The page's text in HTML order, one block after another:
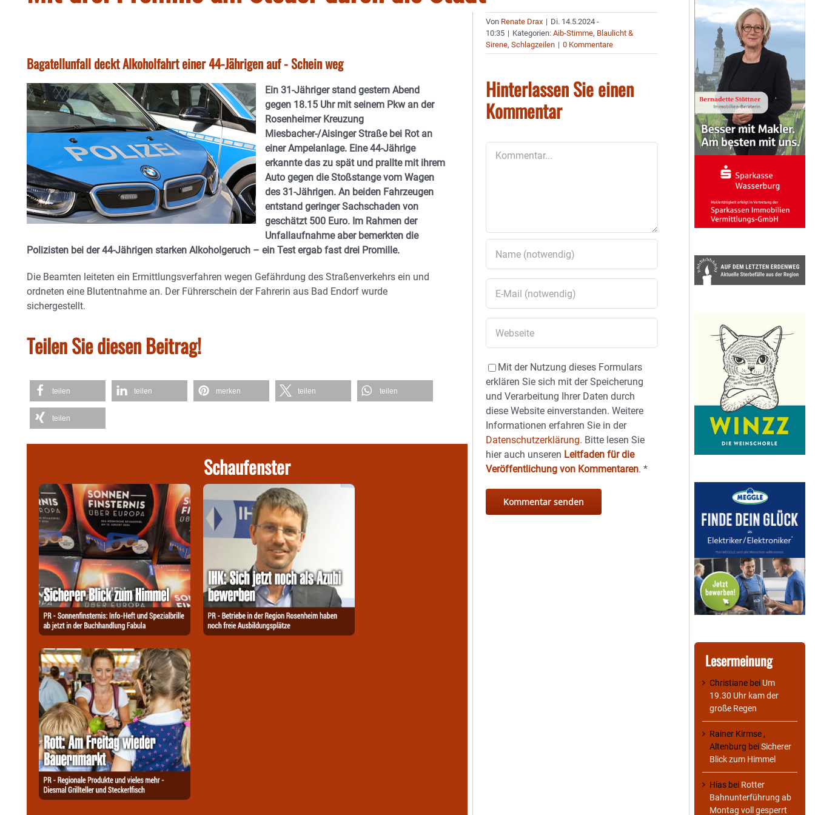
Bagatellunfall deckt Alkoholfahrt einer 44-Jährigen auf - Schein weg
Ein 31-Jähriger stand gestern Abend
gegen 18.15 Uhr mit seinem Pkw an der
Rosenheimer Kreuzung
Miesbacher-/Aisinger Straße bei Rot an
einer Ampelanlage. Eine 44-Jährige
erkannte das zu spät und prallte mit ihrem
Auto gegen die Stoßstange vom Wagen
des 31-Jährigen. An beiden Fahrzeugen
entstand geringer Sachschaden von
geschätzt 500 Euro. Im Rahmen der
Unfallaufnahme aber bemerkten die
Polizisten bei der 44-Jährigen starken Alkoholgeruch – ein Test ergab fast drei Promille.
Die Beamten leiteten ein Ermittlungsverfahren wegen Gefährdung des Straßenverkehrs ein und
ordneten eine Blutentnahme an. Der Führerschein der Fahrerin aus Bad Endorf wurde
sichergestellt.
Teilen Sie diesen Beitrag!
teilen teilen merken teilen teilen
teilen
Schaufenster
Von Renate Drax | Di. 14.5.2024 -
10:35 | Kategorien:Aib-Stimme, Blaulicht &
Sirene,Schlagzeilen | 0 Kommentare
Hinterlassen Sie einen
Kommentar
Mit der Nutzung dieses Formulars
erklären Sie sich mit der Speicherung
und Verarbeitung Ihrer Daten durch
diese Website einverstanden. Weitere
Informationen erfahren Sie in der
Datenschutzerklärung. Bitte lesen Sie
hier auch unseren Leitfaden für die
Veröffentlichung von Kommentaren.*
Lesermeinung
Christiane bei Um
19.30 Uhr kam der
große Regen
Rainer Kirmse ,
Altenburg beiSicherer
Blick zum Himmel
Hias bei Rotter
Bahnunterführung ab
Montag voll gesperrt